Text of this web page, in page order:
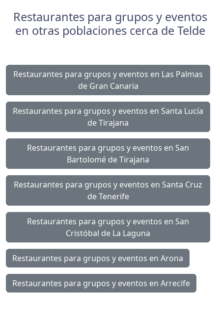
Restaurantes para grupos y eventos
en otras poblaciones cerca de Telde
Restaurantes para grupos y eventos en Las Palmas
de Gran Canaria
Restaurantes para grupos y eventos en Santa Lucía
de Tirajana
Restaurantes para grupos y eventos en San
Bartolomé de Tirajana
Restaurantes para grupos y eventos en Santa Cruz
de Tenerife
Restaurantes para grupos y eventos en San
Cristóbal de La Laguna
Restaurantes para grupos y eventos en Arona
Restaurantes para grupos y eventos en Arrecife